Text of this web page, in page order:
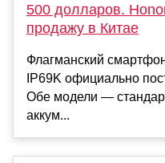
500 долларов.
продажу в Китае
Флагманский
IP69K официально
Обе модели —
аккум...